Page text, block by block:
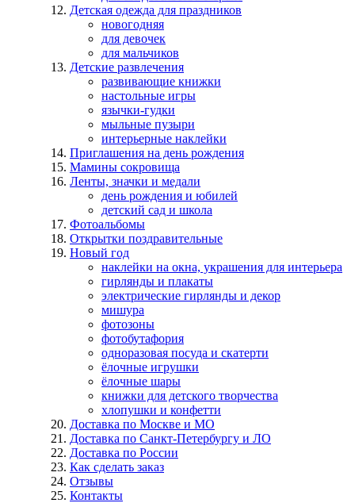
Детская одежда для праздников
новогодняя
для девочек
для мальчиков
Детские развлечения
развивающие книжки
настольные игры
язычки-гудки
мыльные пузыри
интерьерные наклейки
Приглашения на день рождения
Мамины сокровища
Ленты, значки и медали
день рождения и юбилей
детский сад и школа
Фотоальбомы
Открытки поздравительные
Новый год
наклейки на окна, украшения для интерьера
гирлянды и плакаты
электрические гирлянды и декор
мишура
фотозоны
фотобутафория
одноразовая посуда и скатерти
ёлочные игрушки
ёлочные шары
книжки для детского творчества
хлопушки и конфетти
Доставка по Москве и МО
Доставка по Санкт-Петербургу и ЛО
Доставка по России
Как сделать заказ
Отзывы
Контакты